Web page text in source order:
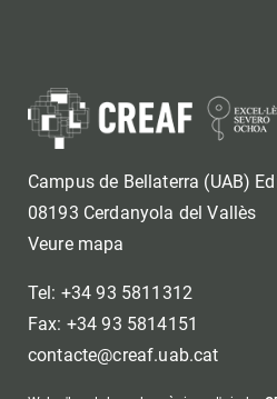
Campus de Bellaterra (UAB)
08193 Cerdanyola del Vallès
Veure mapa
Tel: +34 93 5811312
Fax: +34 93 5814151
contacte@creaf.uab.cat